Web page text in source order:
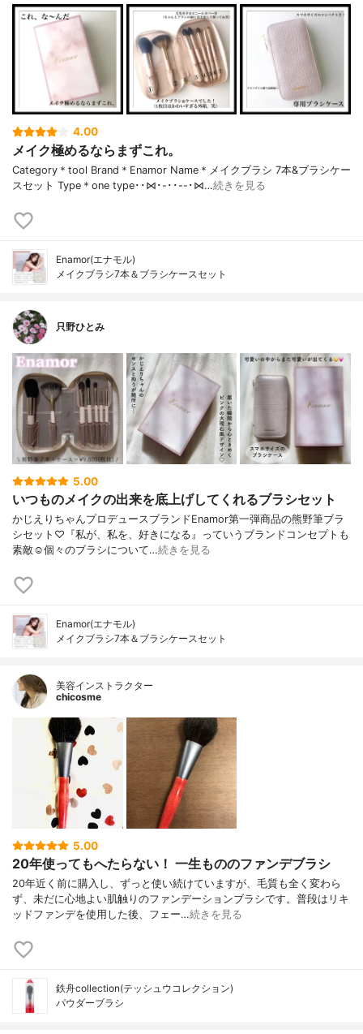
4.00
メイク極めるならまずこれ。
Category＊tool Brand＊Enamor Name＊メイクブラシ 7本&ブラシケー
スセット Type＊one type ･･⋈･-･･--･⋈…続きを見る
Enamor(エナモル)
メイクブラシ7本＆ブラシケースセット
只野ひとみ
5.00
いつものメイクの出来を底上げしてくれるブラシセット
かじえりちゃんプロデュースブランドEnamor第一弾商品の熊野筆ブラ
シセット♡『私が、私を、好きになる』っていうブランドコンセプトも
素敵☺️個々のブラシについて…続きを見る
Enamor(エナモル)
メイクブラシ7本＆ブラシケースセット
美容インストラクター
chicosme
5.00
20年使ってもへたらない！ 一生もののファンデブラシ
20年近く前に購入し、ずっと使い続けていますが、毛質も全く変わら
ず、未だに心地よい肌触りのファンデーションブラシです。普段はリキ
ッドファンデを使用した後、フェー…続きを見る
鉄舟collection(テッシュウコレクション)
パウダーブラシ